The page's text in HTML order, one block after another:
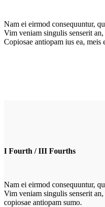
Nam ei eirmod consequuntur,
Vim veniam singulis senserit
Copiosae antiopam ius ea,
I Fourth / III Fourths
Nam ei eirmod consequuntur,
Vim veniam singulis senserit
copiosae antiopam sumo.